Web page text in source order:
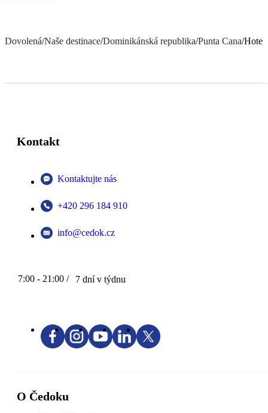
Dovolená/Naše destinace/Dominikánská republika/Punta Cana/Hotel
Kontakt
Kontaktujte nás
+420 296 184 910
info@cedok.cz
7:00 - 21:00 / 7 dní v týdnu
O Čedoku